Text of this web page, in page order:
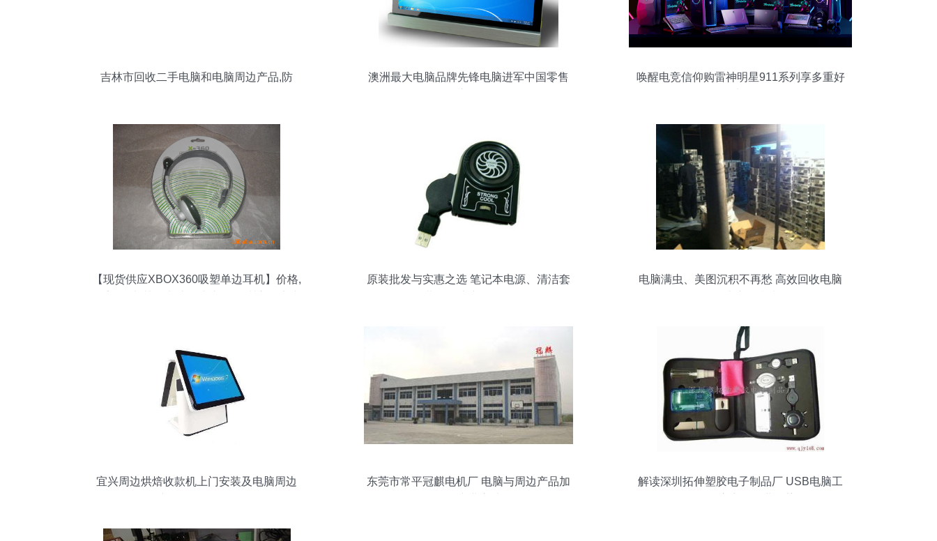
吉林市回收二手电脑和电脑周边产品,防
澳洲最大电脑品牌先锋电脑进军中国零售
唤醒电竞信仰购雷神明星911系列享多重好
【现货供应XBOX360吸塑单边耳机】价格,
原装批发与实惠之选 笔记本电源、清洁套
电脑满虫、美图沉积不再愁 高效回收电脑
宜兴周边烘焙收款机上门安装及电脑周边
东莞市常平冠麒电机厂 电脑与周边产品加
解读深圳拓伸塑胶电子制品厂 USB电脑工